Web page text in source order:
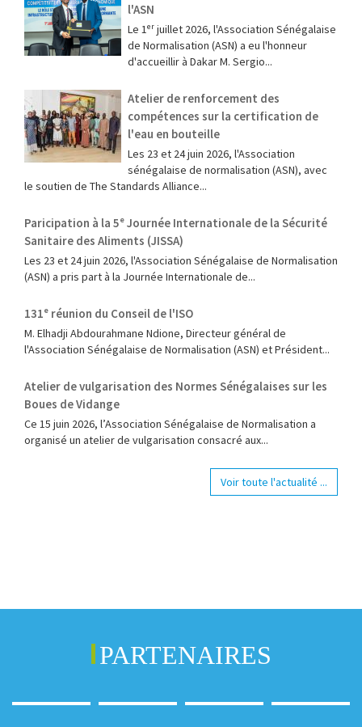
l'ASN
Le 1ᵉʳ juillet 2026, l'Association Sénégalaise
de Normalisation (ASN) a eu l'honneur
d'accueillir à Dakar M. Sergio...
Atelier de renforcement des
compétences sur la certification de
l'eau en bouteille
Les 23 et 24 juin 2026, l'Association
sénégalaise de normalisation (ASN), avec
le soutien de The Standards Alliance...
Paricipation à la 5ᵉ Journée Internationale de la Sécurité
Sanitaire des Aliments (JISSA)
‎Les 23 et 24 juin 2026, l'Association Sénégalaise de Normalisation
(ASN) a pris part à la Journée Internationale de...
131ᵉ réunion du Conseil de l'ISO
M. Elhadji Abdourahmane Ndione, Directeur général de
l'Association Sénégalaise de Normalisation (ASN) et Président...
Atelier de vulgarisation des Normes Sénégalaises sur les
Boues de Vidange
Ce 15 juin 2026, l’Association Sénégalaise de Normalisation a
organisé un atelier de vulgarisation consacré aux...
Voir toute l'actualité ...
PARTENAIRES